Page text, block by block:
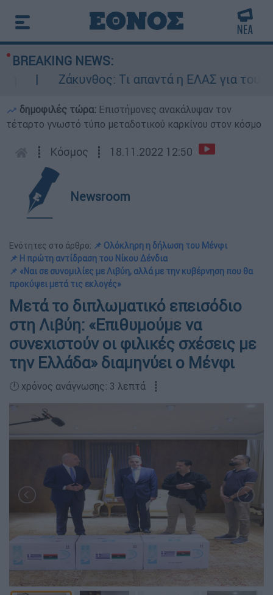
BREAKING NEWS:
Ζάκυνθος: Τι απαντά η ΕΛΑΣ για τους 8
δημοφιλές τώρα: Επιστήμονες ανακάλυψαν τον
τέταρτο γνωστό τύπο μεταδοτικού καρκίνου στον κόσμο
┋ Κόσμος ┋ 18.11.2022 12:50
Newsroom
Ενότητες στο άρθρο: 📌 Ολόκληρη η δήλωση του Μένφι
📌 Η πρώτη αντίδραση του Νίκου Δένδια
📌 «Ναι σε συνομιλίες με Λιβύη, αλλά με την κυβέρνηση που θα
προκύψει μετά τις εκλογές»
Μετά το διπλωματικό επεισόδιο
στη Λιβύη: «Επιθυμούμε να
συνεχιστούν οι φιλικές σχέσεις με
την Ελλάδα» διαμηνύει ο Μένφι
🕛 χρόνος ανάγνωσης: 3 λεπτά ┋